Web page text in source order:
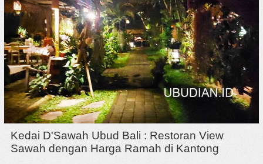
Kedai D'Sawah Ubud Bali : Restoran View
Sawah dengan Harga Ramah di Kantong